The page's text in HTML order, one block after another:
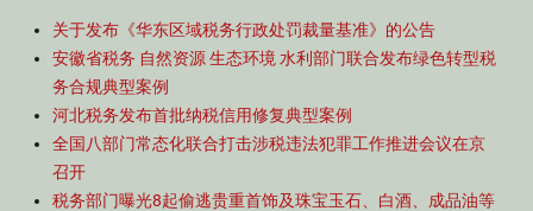
关于发布《华东区域税务行政处罚裁量基准》的公告
安徽省税务 自然资源 生态环境 水利部门联合发布绿色转型税
务合规典型案例
河北税务发布首批纳税信用修复典型案例
全国八部门常态化联合打击涉税违法犯罪工作推进会议在京
召开
税务部门曝光8起偷逃贵重首饰及珠宝玉石、白酒、成品油等